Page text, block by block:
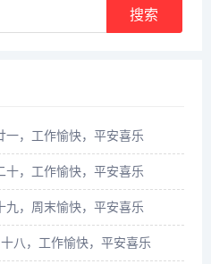
一，工作愉快，平安喜乐
十，工作愉快，平安喜乐
九，周末愉快，平安喜乐
八，工作愉快，平安喜乐